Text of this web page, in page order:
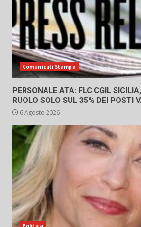
Comunicati Stampa
PERSONALE ATA: FLC CGIL
RUOLO SOLO SUL 35% DEI POSTI
6 Agosto 2026